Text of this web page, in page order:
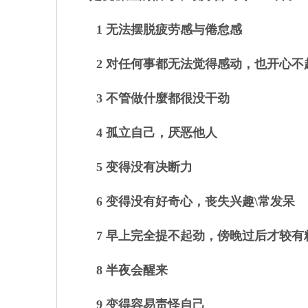
1 无法摆脱疲劳感与倦怠感
2 对任何事都无法觉得感动，也开心不
3 不管做什麼都很没干劲
4 孤立自己，厌恶他人
5 变得没有决断力
6 变得没有好奇心，丧失兴趣\常发呆
7 早上完全提不起劲，傍晚过后才较有
8 半夜会醒来
9 变得容易责怪自己